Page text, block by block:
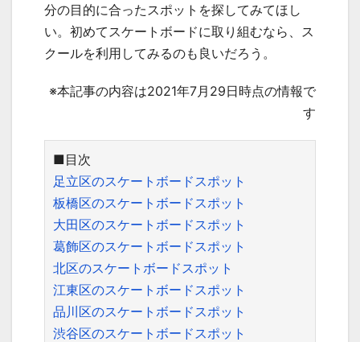
分の目的に合ったスポットを探してみてほし
い。初めてスケートボードに取り組むなら、ス
クールを利用してみるのも良いだろう。
※本記事の内容は2021年7月29日時点の情報で
す
■目次
足立区のスケートボードスポット
板橋区のスケートボードスポット
大田区のスケートボードスポット
葛飾区のスケートボードスポット
北区のスケートボードスポット
江東区のスケートボードスポット
品川区のスケートボードスポット
渋谷区のスケートボードスポット